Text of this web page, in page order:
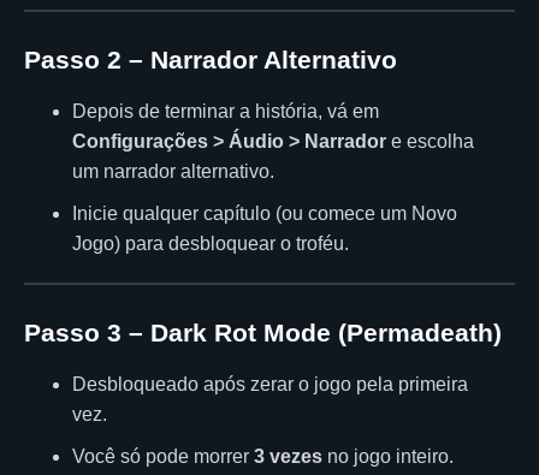
Passo 2 – Narrador Alternativo
Depois de terminar a história, vá em
Configurações > Áudio > Narrador e escolha
um narrador alternativo.
Inicie qualquer capítulo (ou comece um Novo
Jogo) para desbloquear o troféu.
Passo 3 – Dark Rot Mode (Permadeath)
Desbloqueado após zerar o jogo pela primeira
vez.
Você só pode morrer 3 vezes no jogo inteiro.